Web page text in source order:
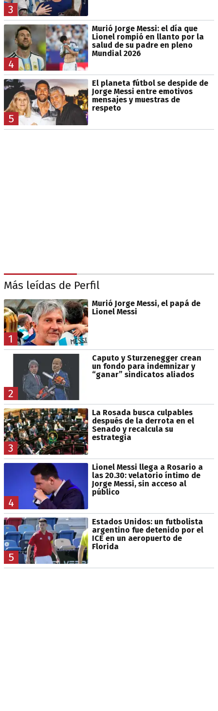
3
4
Murió Jorge Messi: el día que
Lionel rompió en llanto por la
salud de su padre en pleno
Mundial 2026
5
El planeta fútbol se despide de
Jorge Messi entre emotivos
mensajes y muestras de
respeto
Más leídas de Perfil
1
Murió Jorge Messi, el papá de
Lionel Messi
2
Caputo y Sturzenegger crean
un fondo para indemnizar y
“ganar” sindicatos aliados
3
La Rosada busca culpables
después de la derrota en el
Senado y recalcula su
estrategia
4
Lionel Messi llega a Rosario a
las 20.30: velatorio íntimo de
Jorge Messi, sin acceso al
público
5
Estados Unidos: un futbolista
argentino fue detenido por el
ICE en un aeropuerto de
Florida